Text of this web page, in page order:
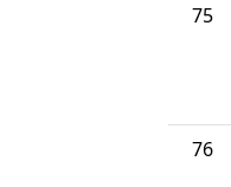
75
76